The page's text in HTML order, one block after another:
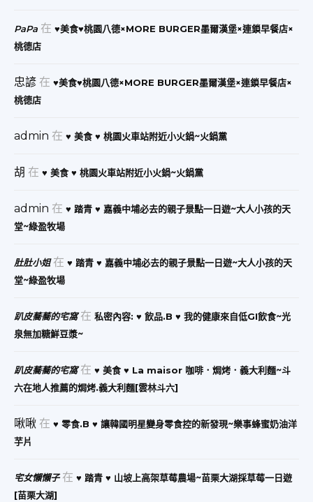
PaPa 在 ♥美食♥桃園八德×MORE BURGER墨爾漢堡×連鎖早餐店×
桃德店
忠諺 在 ♥美食♥桃園八德×MORE BURGER墨爾漢堡×連鎖早餐店×
桃德店
admin 在 ♥ 美食 ♥ 桃園火車站附近小火鍋~火鍋黨
胡 在 ♥ 美食 ♥ 桃園火車站附近小火鍋~火鍋黨
admin 在 ♥ 踏青 ♥ 嘉義中埔必去的親子景點一日遊~大人小孩的天
堂~綠盈牧場
肚肚小姐在 ♥ 踏青 ♥ 嘉義中埔必去的親子景點一日遊~大人小孩的天
堂~綠盈牧場
趴皮蕎蕎的宅窩在 私密內容: ♥ 飲品.B ♥ 我的健康來自低GI飲食~光
泉無加糖鮮豆漿~
趴皮蕎蕎的宅窩在 ♥ 美食 ♥ La maisor 咖啡．焗烤．義大利麵~斗
六在地人推薦的焗烤.義大利麵[雲林斗六]
啾啾 在 ♥ 零食.B ♥ 讓韓國明星變身零食控的新發現~樂事蜂蜜奶油洋
芋片
宅女懶懶子在 ♥ 踏青 ♥ 山坡上高架草莓農場~苗栗大湖採草莓一日遊
[苗栗大湖]